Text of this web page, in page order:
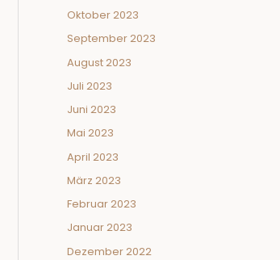
Oktober 2023
September 2023
August 2023
Juli 2023
Juni 2023
Mai 2023
April 2023
März 2023
Februar 2023
Januar 2023
Dezember 2022